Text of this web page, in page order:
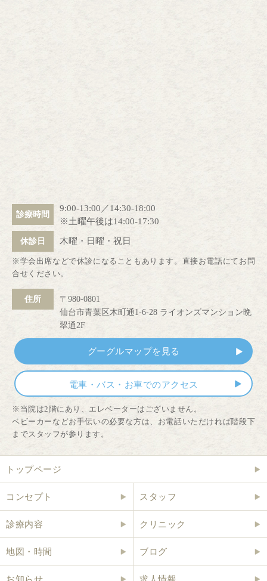
診療時間
9:00-13:00／14:30-18:00
※土曜午後は14:00-17:30
休診日 木曜・日曜・祝日
※学会出席などで休診になることもあります。直接お電話にてお問
合せください。
住所
〒980-0801
仙台市青葉区木町通1-6-28 ライオンズマンション晩
翠通2F
グーグルマップを見る
電車・バス・お車でのアクセス
※当院は2階にあり、エレベーターはございません。
ベビーカーなどお手伝いの必要な方は、お電話いただければ階段下
までスタッフが参ります。
トップページ
コンセプト スタッフ
診療内容 クリニック
地図・時間 ブログ
お知らせ 求人情報